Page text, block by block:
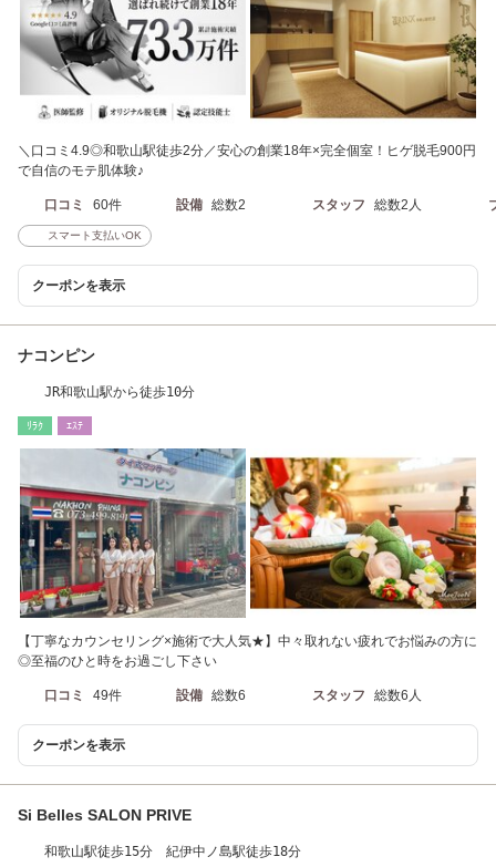
＼口コミ4.9◎和歌山駅徒歩2分／安心の創業18年×完全個室！ヒゲ脱毛900円
で自信のモテ肌体験♪
口コミ 60件 設備 総数2 スタッフ 総数2人
スマート支払いOK
クーポンを表示
ナコンピン
JR和歌山駅から徒歩10分
ﾘﾗｸ ｴｽﾃ
【丁寧なカウンセリング×施術で大人気★】中々取れない疲れでお悩みの方に
◎至福のひと時をお過ごし下さい
口コミ 49件 設備 総数6 スタッフ 総数6人
クーポンを表示
Si Belles SALON PRIVE
和歌山駅徒歩15分 紀伊中ノ島駅徒歩18分